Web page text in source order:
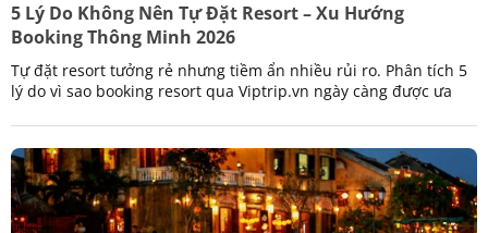
5 Lý Do Không Nên Tự Đặt Resort – Xu Hướng
Booking Thông Minh 2026
Tự đặt resort tưởng rẻ nhưng tiềm ẩn nhiều rủi ro. Phân tích 5
lý do vì sao booking resort qua Viptrip.vn ngày càng được ưa